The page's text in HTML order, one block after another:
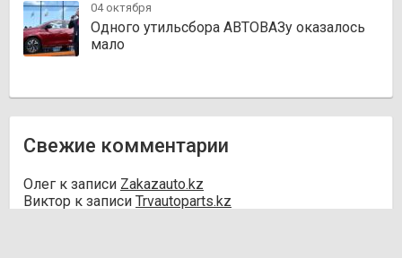
04 октября
Одного утильсбора АВТОВАЗу оказалось
мало
Свежие комментарии
Олег к записи Zakazauto.kz
Виктор к записи Trvautoparts.kz